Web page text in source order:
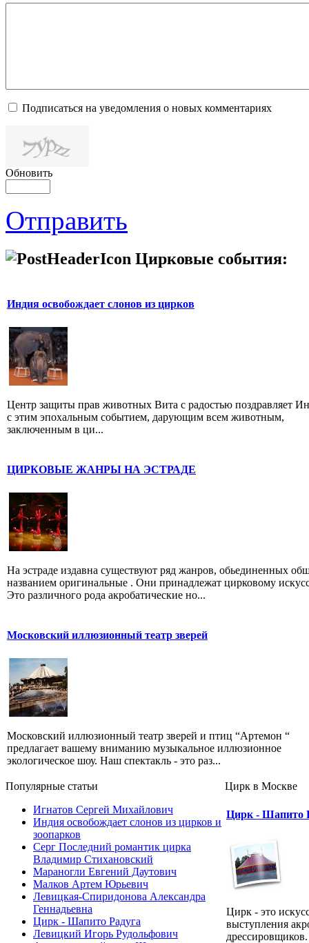
Подписаться на уведомления о новых комментариях
Обновить
Отправить
Цирковые события:
Индия освобождает слонов из цирков
Центр защиты прав животных Вита с радостью поздравляет
с этим эпохальным событием, дарующим всем животным,
заключенным в ци...
ЦИРКОВЫЕ ЖАНРЫ НА ЭСТРАДЕ
На эстраде издавна существуют ряд жанров, обьединенных
названием оригинальные . Они принадлежат цирковому
Это различного рода акробатические но...
Московский иллюзионный театр зверей
Московский иллюзионный театр зверей и птиц “Артемон “
предлагает вашему вниманию музыкальное иллюзионное
экологическое шоу. Наш спектакль - это раз...
Популярные cтатьи
Игнатов Сергей Михайлович
Индия освобождает слонов из цирков и
зоопарков
Серг Последний романтик цирка
Владимир Стихановский
Мараногли Евгений Даутович
Малков Артем Юрьевич
Левицкая-Спиридонова Александра
Геннадьевна
Цирк - Шапито Радуга
Левицкий Игорь Рудольфович
Цирк в Москве
Цирк - Шапито
Цирк - это
выступления